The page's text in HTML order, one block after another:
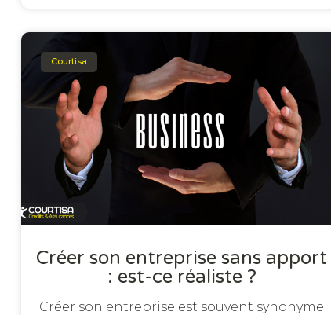
Courtisa
Créer son entreprise sans apport
: est-ce réaliste ?
Créer son entreprise est souvent synonyme